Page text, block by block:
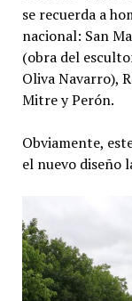
se recuerda a
nacional: San
(obra del
Oliva Navarro),
Mitre y Perón.
Obviamente,
el nuevo diseño